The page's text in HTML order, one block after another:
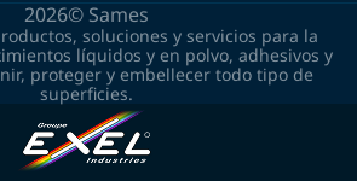
2026© Sames
soluciones y servicios para la
líquidos y en polvo, adhesivos y
proteger y embellecer todo tipo de
superficies.